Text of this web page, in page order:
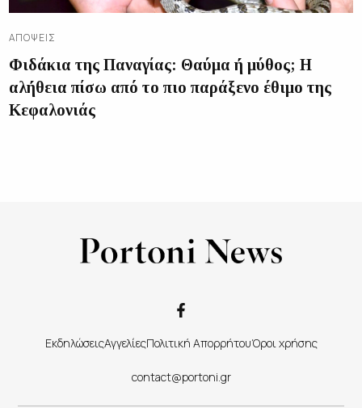
ΑΠΌΨΕΙΣ
Φιδάκια της Παναγίας: Θαύμα ή μύθος; Η
αλήθεια πίσω από το πιο παράξενο έθιμο της
Κεφαλονιάς
ΕκδηλώσειςΑγγελίεςΠολιτική ΑπορρήτουΌροι χρήσης
contact@portoni.gr